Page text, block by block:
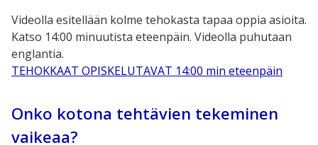
Videolla esitellään kolme tehokasta tapaa oppia asioita.
Katso 14:00 minuutista eteenpäin. Videolla puhutaan
englantia.
TEHOKKAAT OPISKELUTAVAT 14:00 min eteenpäin
Onko kotona tehtävien tekeminen
vaikeaa?